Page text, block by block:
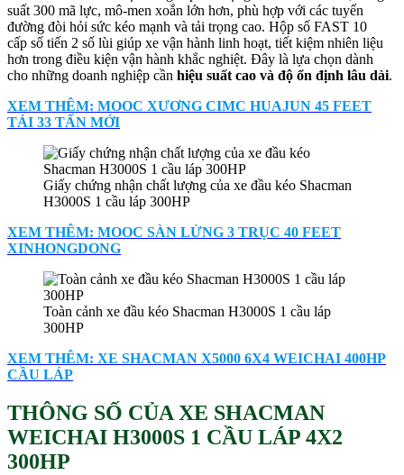
suất 300 mã lực, mô-men xoắn lớn hơn, phù hợp với các tuyến
đường đòi hỏi sức kéo mạnh và tải trọng cao. Hộp số FAST 10
cấp số tiến 2 số lùi giúp xe vận hành linh hoạt, tiết kiệm nhiên liệu
hơn trong điều kiện vận hành khắc nghiệt. Đây là lựa chọn dành
cho những doanh nghiệp cần hiệu suất cao và độ ổn định lâu dài.
XEM THÊM: MOOC XƯƠNG CIMC HUAJUN 45 FEET
TẢI 33 TẤN MỚI
Giấy chứng nhận chất lượng của xe đầu kéo Shacman
H3000S 1 cầu láp 300HP
XEM THÊM: MOOC SÀN LỬNG 3 TRỤC 40 FEET
XINHONGDONG
Toàn cảnh xe đầu kéo Shacman H3000S 1 cầu láp
300HP
XEM THÊM: XE SHACMAN X5000 6X4 WEICHAI 400HP
CẦU LÁP
THÔNG SỐ CỦA XE SHACMAN
WEICHAI H3000S 1 CẦU LÁP 4X2
300HP